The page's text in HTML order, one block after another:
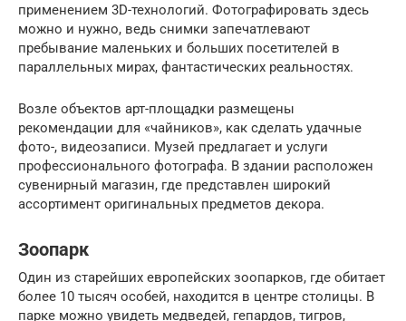
применением 3D-технологий. Фотографировать здесь
можно и нужно, ведь снимки запечатлевают
пребывание маленьких и больших посетителей в
параллельных мирах, фантастических реальностях.
Возле объектов арт-площадки размещены
рекомендации для «чайников», как сделать удачные
фото-, видеозаписи. Музей предлагает и услуги
профессионального фотографа. В здании расположен
сувенирный магазин, где представлен широкий
ассортимент оригинальных предметов декора.
Зоопарк
Один из старейших европейских зоопарков, где обитает
более 10 тысяч особей, находится в центре столицы. В
парке можно увидеть медведей, гепардов, тигров,